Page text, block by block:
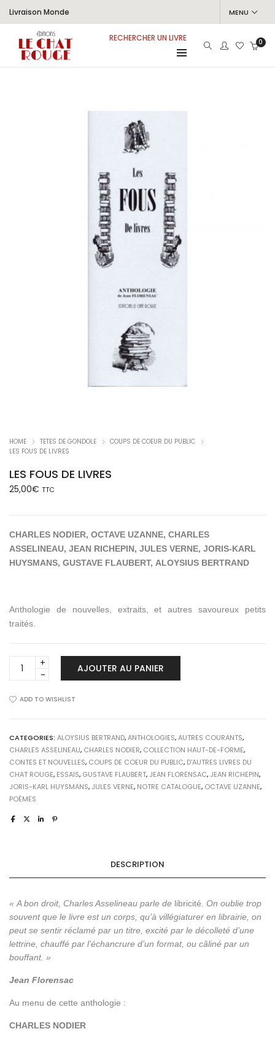
Livraison Monde MENU
RECHERCHER UN LIVRE 0
HOME TETES DE GONDOLE
COUPS DE COEUR DU PUBLIC
LES FOUS DE LIVRES
LES FOUS DE LIVRES
25,00€ TTC
CHARLES NODIER, OCTAVE UZANNE, CHARLES
ASSELINEAU, JEAN RICHEPIN, JULES VERNE, JORIS-KARL
HUYSMANS, GUSTAVE FLAUBERT, ALOYSIUS BERTRAND
Anthologie de nouvelles, extraits, et autres savoureux petits
traités.
LES
FOUS
LIVRES
AJOUTER AU PANIER
ADD TO WISHLIST
CATEGORIES: ALOYSIUS BERTRAND,ANTHOLOGIES,AUTRES COURANTS,
CHARLES ASSELINEAU, CHARLES NODIER, COLLECTION HAUT-DE-FORME,
CONTES ET NOUVELLES, COUPS DE COEUR DU PUBLIC, D'AUTRES LIVRES DU
CHAT ROUGE, ESSAIS, GUSTAVE FLAUBERT, JEAN FLORENSAC, JEAN RICHEPIN,
JORIS-KARL HUYSMANS, JULES VERNE, NOTRE CATALOGUE, OCTAVE UZANNE,
POÈMES
DESCRIPTION
« A bon droit, Charles Asselineau parle de libricité . On oublie trop
souvent que le livre est un corps, qu’à villégiaturer en librairie, on
peut se sentir réclamé par un titre, excité par le décolleté d’une
lettrine, chauffé par l’échancrure d’un format, ou câliné par un
bouffant. »
Jean Florensac
Au menu de cette anthologie :
CHARLES NODIER